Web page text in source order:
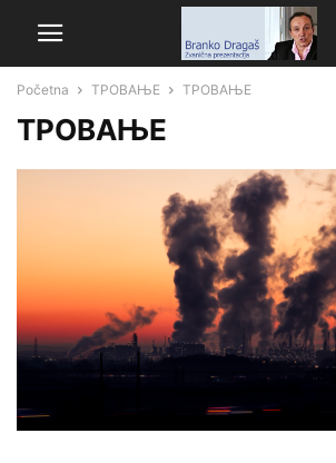
Početna ТРОВАЊЕ ТРОВАЊЕ
ТРОВАЊЕ